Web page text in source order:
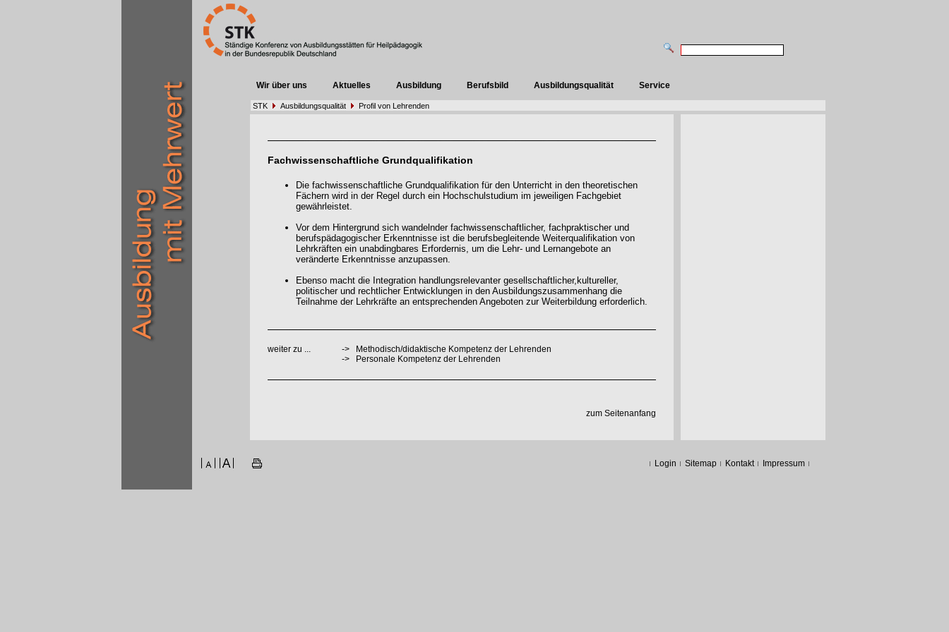
Wir über uns Aktuelles Ausbildung Berufsbild Ausbildungsqualität Service
STK Ausbildungsqualität Profil von Lehrenden
Fachwissenschaftliche Grundqualifikation
Die fachwissenschaftliche Grundqualifikation für den Unterricht in den theoretischen
Fächern wird in der Regel durch ein Hochschulstudium im jeweiligen Fachgebiet
gewährleistet.
Vor dem Hintergrund sich wandelnder fachwissenschaftlicher, fachpraktischer und
berufspädagogischer Erkenntnisse ist die berufsbegleitende Weiterqualifikation von
Lehrkräften ein unabdingbares Erfordernis, um die Lehr- und Lernangebote an
veränderte Erkenntnisse anzupassen.
Ebenso macht die Integration handlungsrelevanter gesellschaftlicher,kultureller,
politischer und rechtlicher Entwicklungen in den Ausbildungszusammenhang die
Teilnahme der Lehrkräfte an entsprechenden Angeboten zur Weiterbildung erforderlich.
weiter zu ... ->
Methodisch/didaktische Kompetenz der Lehrenden
->
Personale Kompetenz der Lehrenden
zum Seitenanfang
Login Sitemap Kontakt Impressum